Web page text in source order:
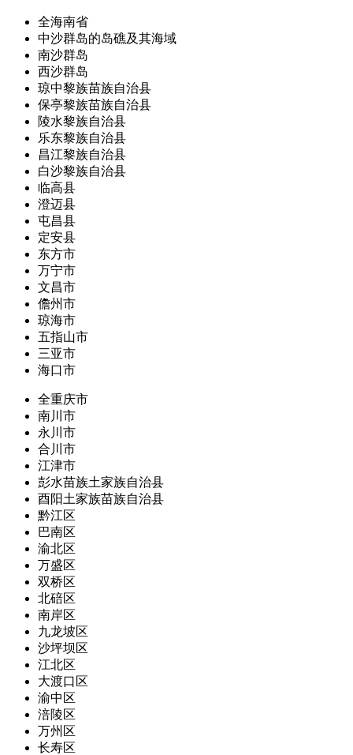
全海南省
中沙群岛的岛礁及其海域
南沙群岛
西沙群岛
琼中黎族苗族自治县
保亭黎族苗族自治县
陵水黎族自治县
乐东黎族自治县
昌江黎族自治县
白沙黎族自治县
临高县
澄迈县
屯昌县
定安县
东方市
万宁市
文昌市
儋州市
琼海市
五指山市
三亚市
海口市
全重庆市
南川市
永川市
合川市
江津市
彭水苗族土家族自治县
酉阳土家族苗族自治县
黔江区
巴南区
渝北区
万盛区
双桥区
北碚区
南岸区
九龙坡区
沙坪坝区
江北区
大渡口区
渝中区
涪陵区
万州区
长寿区